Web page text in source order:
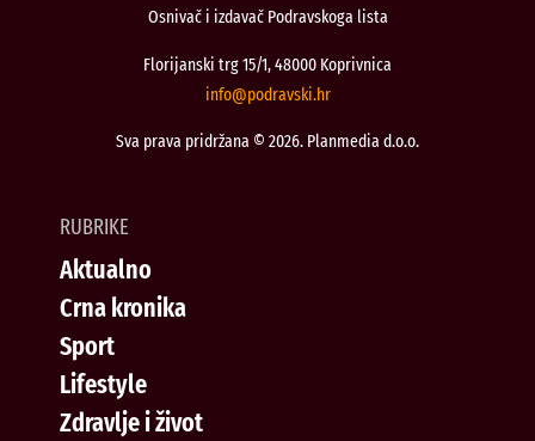
Osnivač i izdavač Podravskoga lista
Florijanski trg 15/1, 48000 Koprivnica
rh.iksvardop
@ofni
Sva prava pridržana © 2026. Planmedia d.o.o.
RUBRIKE
Aktualno
Crna kronika
Sport
Lifestyle
Zdravlje i život